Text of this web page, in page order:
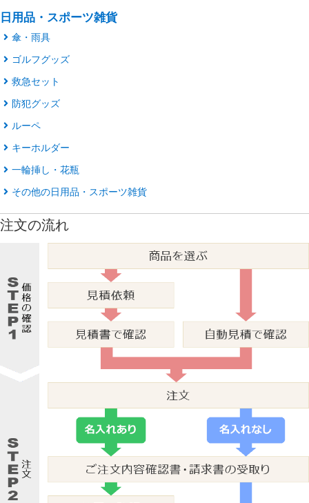
日用品・スポーツ雑貨
傘・雨具
ゴルフグッズ
救急セット
防犯グッズ
ルーペ
キーホルダー
一輪挿し・花瓶
その他の日用品・スポーツ雑貨
注文の流れ